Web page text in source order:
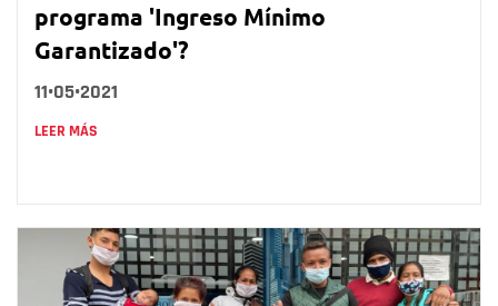
programa 'Ingreso Mínimo
Garantizado'?
11•05•2021
LEER MÁS